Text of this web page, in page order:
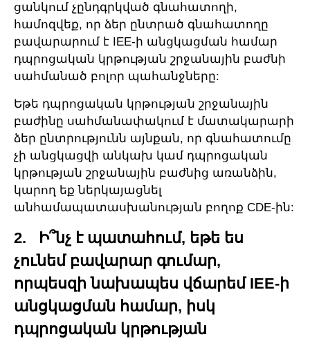
ցանկում չընդգրկված գնահատողի,
համոզվեք, որ ձեր ընտրած գնահատողը
բավարարում է IEE-ի անցկացման համար
դպրոցական կրթության շրջանային բաժնի
սահմանած բոլոր պահանջները:
Եթե դպրոցական կրթության շրջանային
բաժինը սահմանափակում է մատակարարի
ձեր ընտրությունն այնքան, որ գնահատումը
չի անցկացվի անկախ կամ դպրոցական
կրթության շրջանային բաժնից առանձին,
կարող եք ներկայացնել
անհամապատասխանության բողոք CDE-ին:
2. Ի՞նչ է պատահում, եթե ես
չունեմ բավարար գումար,
որպեսզի նախապես վճարեմ IEE-ի
անցկացման համար, իսկ
դպրոցական կրթության